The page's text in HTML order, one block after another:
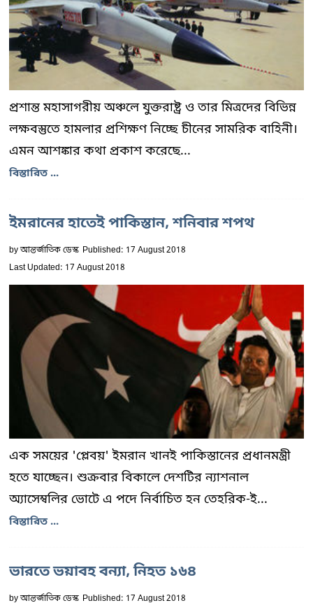
প্রশান্ত মহাসাগরীয় অঞ্চলে যুক্তরাষ্ট্র ও তার মিত্রদের বিভিন্ন
লক্ষবস্তুতে হামলার প্রশিক্ষণ নিচ্ছে চীনের সামরিক বাহিনী।
এমন আশঙ্কার কথা প্রকাশ করেছে...
বিস্তারিত ...
ইমরানের হাতেই পাকিস্তান, শনিবার শপথ
byআন্তর্জাতিক ডেস্ক Published: 17 August 2018
Last Updated: 17 August 2018
এক সময়ের 'প্লেবয়' ইমরান খানই পাকিস্তানের প্রধানমন্ত্রী
হতে যাচ্ছেন। শুক্রবার বিকালে দেশটির ন্যাশনাল
অ্যাসেম্বলির ভোটে এ পদে নির্বাচিত হন তেহরিক-ই...
বিস্তারিত ...
ভারতে ভয়াবহ বন্যা, নিহত ১৬৪
byআন্তর্জাতিক ডেস্ক Published: 17 August 2018